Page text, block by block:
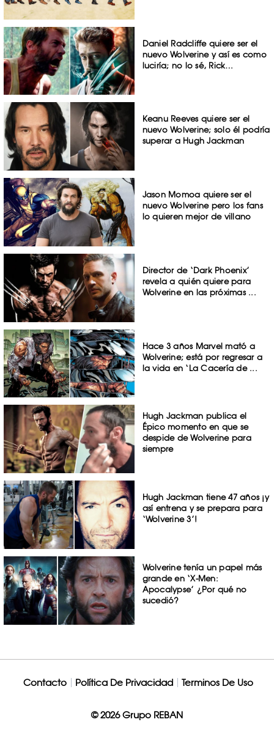
Daniel Radcliffe quiere ser el
nuevo Wolverine y así es como
luciría; no lo sé, Rick…
Keanu Reeves quiere ser el
nuevo Wolverine; solo él podría
superar a Hugh Jackman
Jason Momoa quiere ser el
nuevo Wolverine pero los fans
lo quieren mejor de villano
Director de ‘Dark Phoenix’
revela a quién quiere para
Wolverine en las próximas ...
Hace 3 años Marvel mató a
Wolverine; está por regresar a
la vida en ‘La Cacería de ...
Hugh Jackman publica el
Épico momento en que se
despide de Wolverine para
siempre
Hugh Jackman tiene 47 años ¡y
así entrena y se prepara para
‘Wolverine 3’!
Wolverine tenía un papel más
grande en ‘X-Men:
Apocalypse’ ¿Por qué no
sucedió?
Contacto Política De Privacidad Terminos De Uso
© 2026 Grupo REBAN